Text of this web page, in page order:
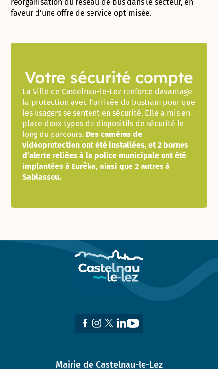
réorganisation du réseau de bus dans le secteur, en
faveur d’une offre de service optimisée.
Votre sécurité compte
La Ville de Castelnau-le-Lez renforce davantage
la protection avec l’arrivée du bustram pour que
les usagers se sentent en sécurité. Elle a mis en
place deux types de dispositifs de sécurité le
long du parcours. Des caméras de
vidéoprotection ont été installées, et 2 bornes
d’alerte reliées à la police municipale ont été
implantées à Eurêka, ainsi que 2 autres à
Sablassou.
Mairie de Castelnau-le-Lez